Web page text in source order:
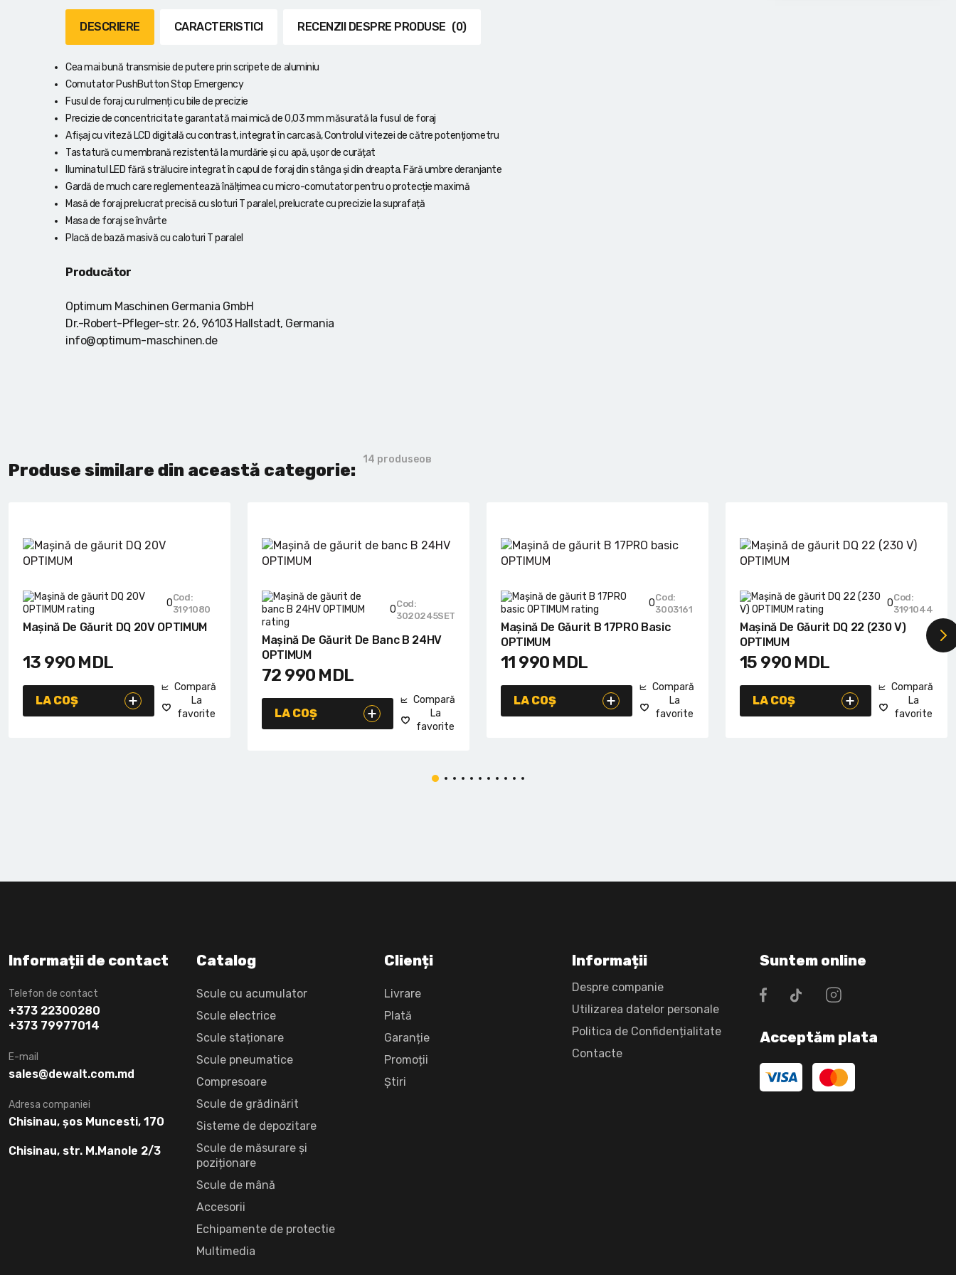
Acumulatoare si încărcătoare
Alte scule cu acumulator
DESCRIERE CARACTERISTICI RECENZII DESPRE PRODUSE (0)
Cea mai bună transmisie de putere prin scripete de aluminiu
Comutator PushButton Stop Emergency
Fusul de foraj cu rulmenți cu bile de precizie
Precizie de concentricitate garantată mai mică de 0,03 mm măsurată la fusul de foraj
Afișaj cu viteză LCD digitală cu contrast, integrat în carcasă, Controlul vitezei de către potențiometru
Tastatură cu membrană rezistentă la murdărie și cu apă, ușor de curățat
Iluminatul LED fără strălucire integrat în capul de foraj din stânga și din dreapta. Fără umbre deranjante
Gardă de much care reglementează înălțimea cu micro-comutator pentru o protecție maximă
Masă de foraj prelucrat precisă cu sloturi T paralel, prelucrate cu precizie la suprafață
Masa de foraj se învârte
Placă de bază masivă cu caloturi T paralel
Producător
Optimum Maschinen Germania GmbH
Dr.-Robert-Pfleger-str. 26, 96103 Hallstadt, Germania
info@optimum-maschinen.de
Produse similare din această categorie:
14 produseов
0Cod:
3191080
Mașină De Găurit DQ 20V OPTIMUM
13 990 MDL
LA COȘ
Compară
La
favorite
0Cod:
3020245SET
Mașină De Găurit De Banc B 24HV
OPTIMUM
72 990 MDL
LA COȘ
Compară
La
favorite
0Cod:
3003161
Mașină De Găurit B 17PRO Basic
OPTIMUM
11 990 MDL
LA COȘ
Compară
La
favorite
0Cod:
3191044
Mașină De Găurit DQ 22 (230 V)
OPTIMUM
15 990 MDL
LA COȘ
Compară
La
favorite
Informații de contact
Telefon de contact
+373 22300280
+373 79977014
E-mail
sales@dewalt.com.md
Adresa companiei
Chisinau, șos Muncesti, 170
Chisinau, str. M.Manole 2/3
Catalog
Scule cu acumulator
Scule electrice
Scule staționare
Scule pneumatice
Compresoare
Scule de grădinărit
Sisteme de depozitare
Scule de măsurare și
poziționare
Scule de mână
Accesorii
Echipamente de protectie
Multimedia
Clienți
Livrare
Plată
Garanție
Promoții
Știri
Informații
Despre companie
Utilizarea datelor personale
Politica de Confidențialitate
Сontacte
Suntem online
Acceptăm plata